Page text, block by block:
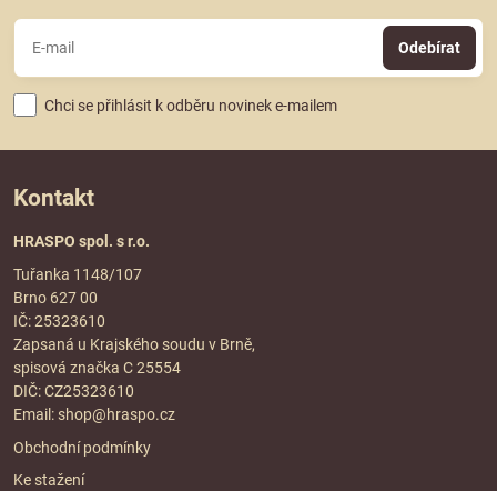
Odebírat
Chci se přihlásit k odběru novinek e-mailem
Kontakt
HRASPO spol. s r.o.
Tuřanka 1148/107
Brno 627 00
IČ: 25323610
Zapsaná u Krajského soudu v Brně,
spisová značka C 25554
DIČ: CZ25323610
Email: shop@hraspo.cz
Obchodní podmínky
Ke stažení